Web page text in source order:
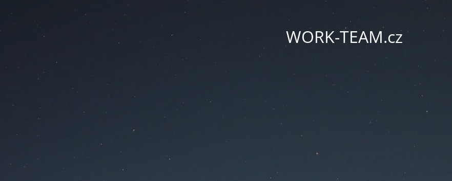
WORK-TEAM.cz